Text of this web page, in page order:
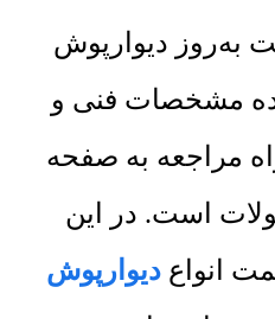
به‌روز دیوارپوش
مشخصات فنی و
مراجعه به صفحه
است. در این
انواعدیوارپوش